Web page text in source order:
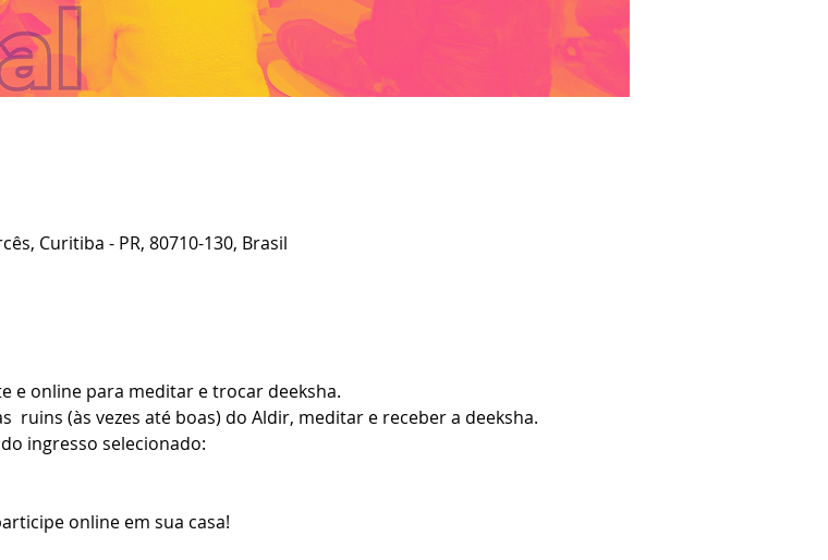
Curitiba - PR, 80710-130, Brasil
e online para meditar e trocar deeksha.
ruins (às vezes até boas) do Aldir, meditar e receber a deeksha.
ingresso selecionado:
online em sua casa!